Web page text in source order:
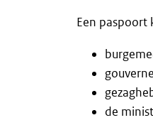
Een paspoort
de